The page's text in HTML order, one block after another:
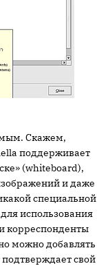
Скажем,
поддерживает
(whiteboard),
и даже
специальной
использования
корреспонденты
можно добавлять
свой